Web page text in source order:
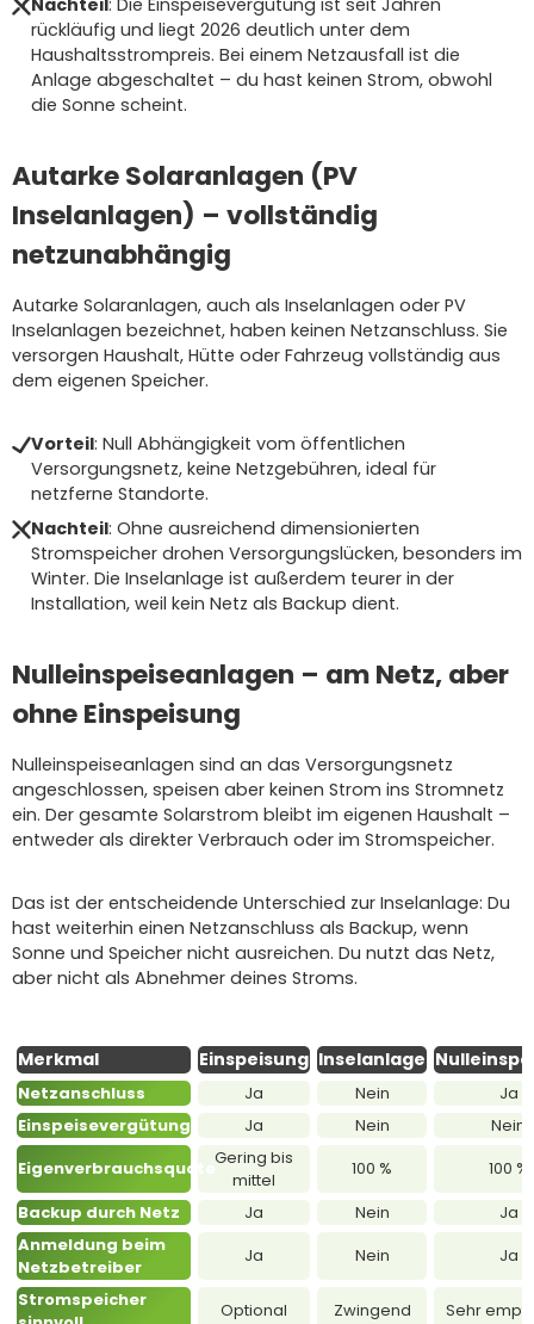
Nachteil: Die Einspeisevergütung ist seit Jahren
rückläufig und liegt 2026 deutlich unter dem
Haushaltsstrompreis. Bei einem Netzausfall ist die
Anlage abgeschaltet – du hast keinen Strom, obwohl
die Sonne scheint.
Autarke Solaranlagen (PV
Inselanlagen) – vollständig
netzunabhängig
Autarke Solaranlagen, auch als Inselanlagen oder PV
Inselanlagen bezeichnet, haben keinen Netzanschluss. Sie
versorgen Haushalt, Hütte oder Fahrzeug vollständig aus
dem eigenen Speicher.
Vorteil: Null Abhängigkeit vom öffentlichen
Versorgungsnetz, keine Netzgebühren, ideal für
netzferne Standorte.
Nachteil: Ohne ausreichend dimensionierten
Stromspeicher drohen Versorgungslücken, besonders im
Winter. Die Inselanlage ist außerdem teurer in der
Installation, weil kein Netz als Backup dient.
Nulleinspeiseanlagen – am Netz, aber
ohne Einspeisung
Nulleinspeiseanlagen sind an das Versorgungsnetz
angeschlossen, speisen aber keinen Strom ins Stromnetz
ein. Der gesamte Solarstrom bleibt im eigenen Haushalt –
entweder als direkter Verbrauch oder im Stromspeicher.
Das ist der entscheidende Unterschied zur Inselanlage: Du
hast weiterhin einen Netzanschluss als Backup, wenn
Sonne und Speicher nicht ausreichen. Du nutzt das Netz,
aber nicht als Abnehmer deines Stroms.
Merkmal Einspeisung Inselanlage
Netzanschluss Ja Nein
Ja
Einspeisevergütung
Ja Nein
Nein
Eigenverbrauchsquote Gering bis
mittel
100 %
100 %
Backup durch Netz
Ja Nein
Ja
Anmeldung beim
Netzbetreiber
Ja Nein
Ja
Stromspeicher
Optional Zwingend Sehr